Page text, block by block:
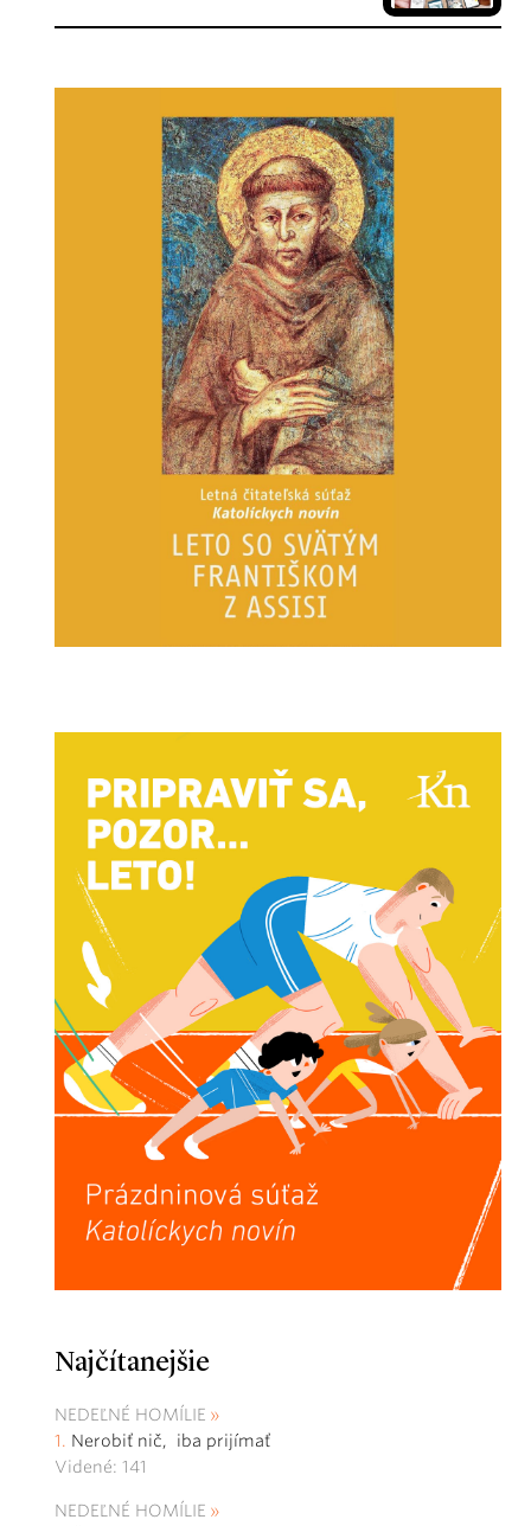
Najčítanejšie
NEDEĽNÉ HOMÍLIE
Nerobiť nič, iba prijímať
Videné: 141
NEDEĽNÉ HOMÍLIE